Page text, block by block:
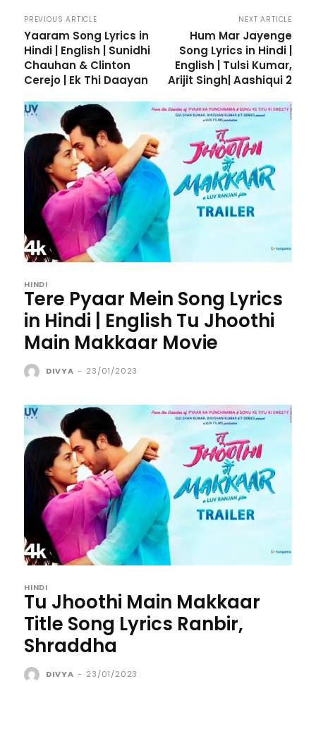
PREVIOUS ARTICLE
Yaaram Song Lyrics in
Hindi | English | Sunidhi
Chauhan & Clinton
Cerejo | Ek Thi Daayan
NEXT ARTICLE
Hum Mar Jayenge
Song Lyrics in Hindi |
English | Tulsi Kumar,
Arijit Singh| Aashiqui 2
HINDI
Tere Pyaar Mein Song Lyrics
in Hindi | English Tu Jhoothi
Main Makkaar Movie
DIVYA - 23/01/2023
HINDI
Tu Jhoothi Main Makkaar
Title Song Lyrics Ranbir,
Shraddha
DIVYA - 23/01/2023